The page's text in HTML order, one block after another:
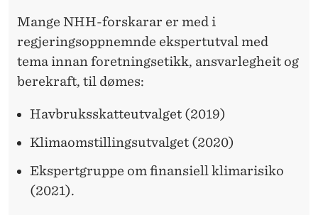
Mange NHH-forskarar er med i
regjeringsoppnemnde ekspertutval med
tema innan foretningsetikk, ansvarlegheit og
berekraft, til dømes:
Havbruksskatteutvalget (2019)
Klimaomstillingsutvalget (2020)
Ekspertgruppe om finansiell klimarisiko
(2021).